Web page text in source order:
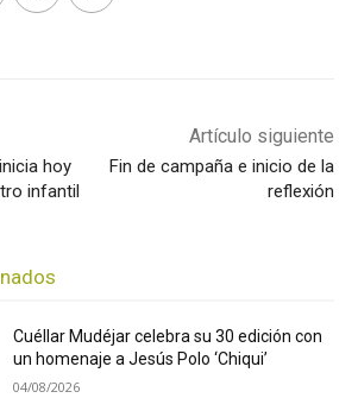
hoy
infantil
Artículo siguiente
Fin de campaña e inicio de la
reflexión
Cuéllar Mudéjar celebra su 30 edición con
un homenaje a Jesús Polo ‘Chiqui’
04/08/2026